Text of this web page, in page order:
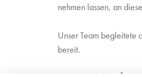
nehmen lassen, an
Unser Team begleitete
bereit.